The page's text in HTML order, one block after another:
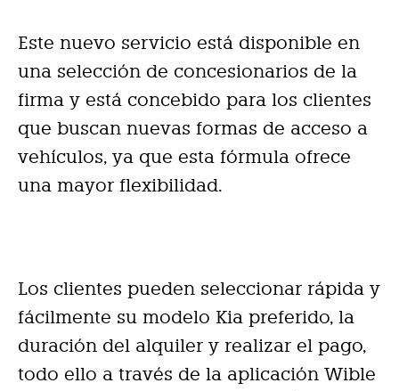
Este nuevo servicio está disponible en
una selección de concesionarios de la
firma y está concebido para los clientes
que buscan nuevas formas de acceso a
vehículos, ya que esta fórmula ofrece
una mayor flexibilidad.
Los clientes pueden seleccionar rápida y
fácilmente su modelo Kia preferido, la
duración del alquiler y realizar el pago,
todo ello a través de la aplicación Wible